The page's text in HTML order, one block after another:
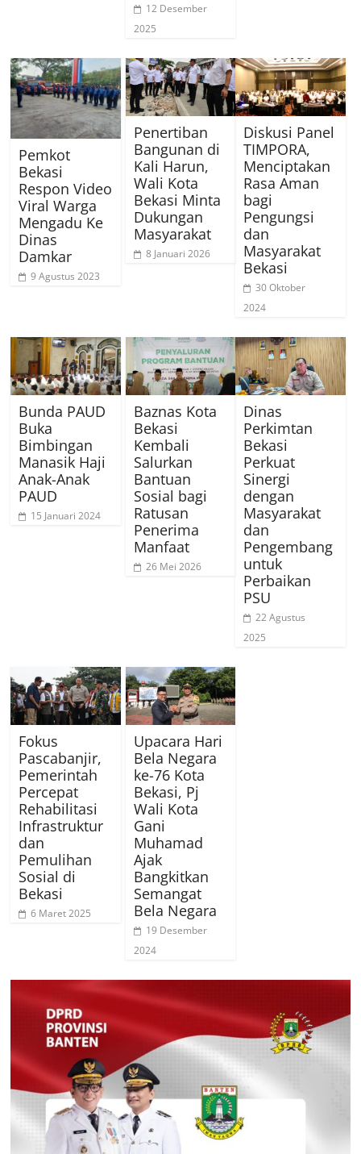
12 Desember
2025
Pemkot
Bekasi
Respon Video
Viral Warga
Mengadu Ke
Dinas
Damkar
9 Agustus 2023
Penertiban
Bangunan di
Kali Harun,
Wali Kota
Bekasi Minta
Dukungan
Masyarakat
8 Januari 2026
Diskusi Panel
TIMPORA,
Menciptakan
Rasa Aman
bagi
Pengungsi
dan
Masyarakat
Bekasi
30 Oktober
2024
Bunda PAUD
Buka
Bimbingan
Manasik Haji
Anak-Anak
PAUD
15 Januari 2024
Baznas Kota
Bekasi
Kembali
Salurkan
Bantuan
Sosial bagi
Ratusan
Penerima
Manfaat
26 Mei 2026
Dinas
Perkimtan
Bekasi
Perkuat
Sinergi
dengan
Masyarakat
dan
Pengembang
untuk
Perbaikan
PSU
22 Agustus
2025
Fokus
Pascabanjir,
Pemerintah
Percepat
Rehabilitasi
Infrastruktur
dan
Pemulihan
Sosial di
Bekasi
6 Maret 2025
Upacara Hari
Bela Negara
ke-76 Kota
Bekasi, Pj
Wali Kota
Gani
Muhamad
Ajak
Bangkitkan
Semangat
Bela Negara
19 Desember
2024